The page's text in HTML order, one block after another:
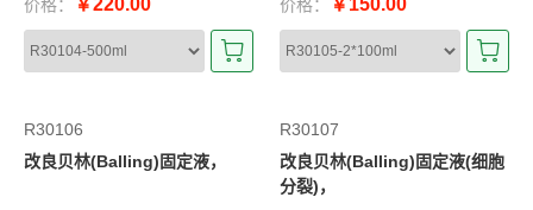
价格： ￥220.00 价格： ￥150.00
R30106
改良贝林(Balling)固定液，
R30107
改良贝林(Balling)固定液(细胞
分裂)，